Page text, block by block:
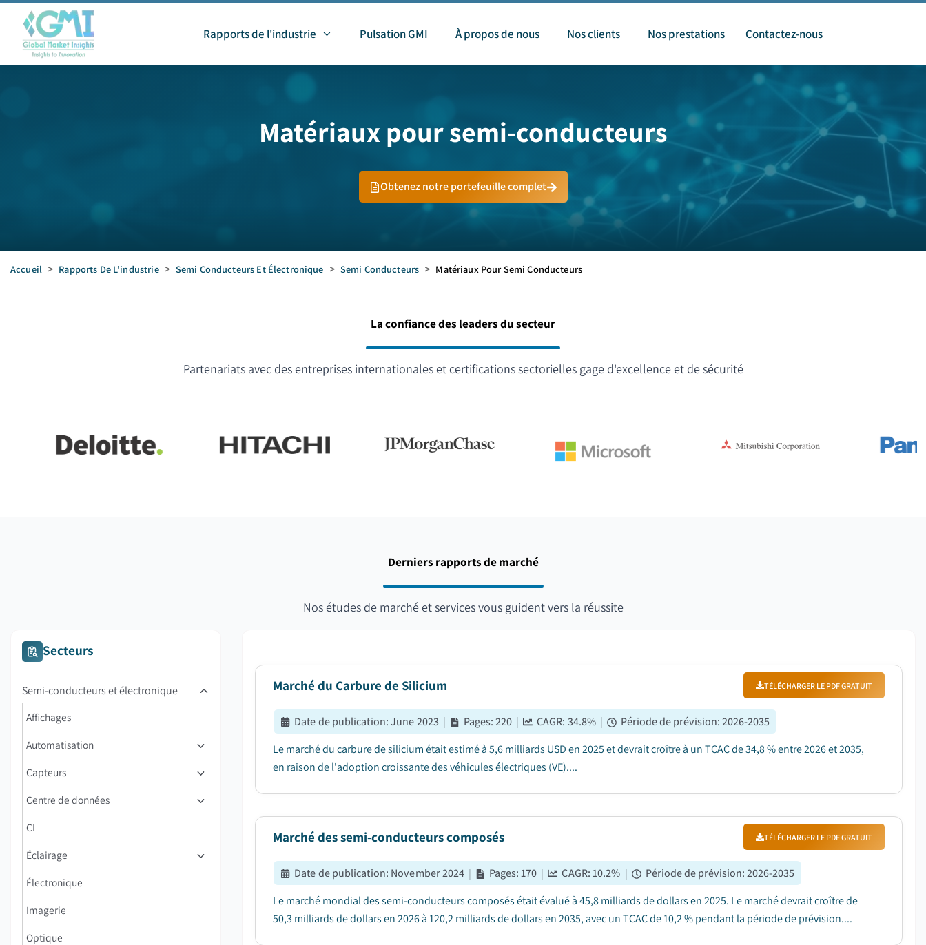
Rapports de l'industrie Pulsation GMI À propos de nous Nos clients Nos prestations Contactez-nous
Matériaux pour semi-conducteurs
Obtenez notre portefeuille complet
Accueil > Rapports De L'industrie > Semi Conducteurs Et Électronique > Semi Conducteurs > Matériaux Pour Semi Conducteurs
La confiance des leaders du secteur
Partenariats avec des entreprises internationales et certifications sectorielles gage d'excellence et de sécurité
Derniers rapports de marché
Nos études de marché et services vous guident vers la réussite
Secteurs
Semi-conducteurs et électronique
Affichages
Automatisation
Capteurs
Centre de données
CI
Éclairage
Électronique
Imagerie
Optique
Marché du Carbure de Silicium TÉLÉCHARGER LE PDF GRATUIT
Date de publication:June 2023 | Pages:220 | CAGR: 34.8% | Période de prévision:2026-2035
Le marché du carbure de silicium était estimé à 5,6 milliards USD en 2025 et devrait croître à un TCAC de 34,8 % entre 2026 et 2035,
en raison de l'adoption croissante des véhicules électriques (VE)....
Marché des semi-conducteurs composés TÉLÉCHARGER LE PDF GRATUIT
Date de publication: November 2024 | Pages:170 | CAGR:10.2% | Période de prévision:2026-2035
Le marché mondial des semi-conducteurs composés était évalué à 45,8 milliards de dollars en 2025. Le marché devrait croître de
50,3 milliards de dollars en 2026 à 120,2 milliards de dollars en 2035, avec un TCAC de 10,2 % pendant la période de prévision....